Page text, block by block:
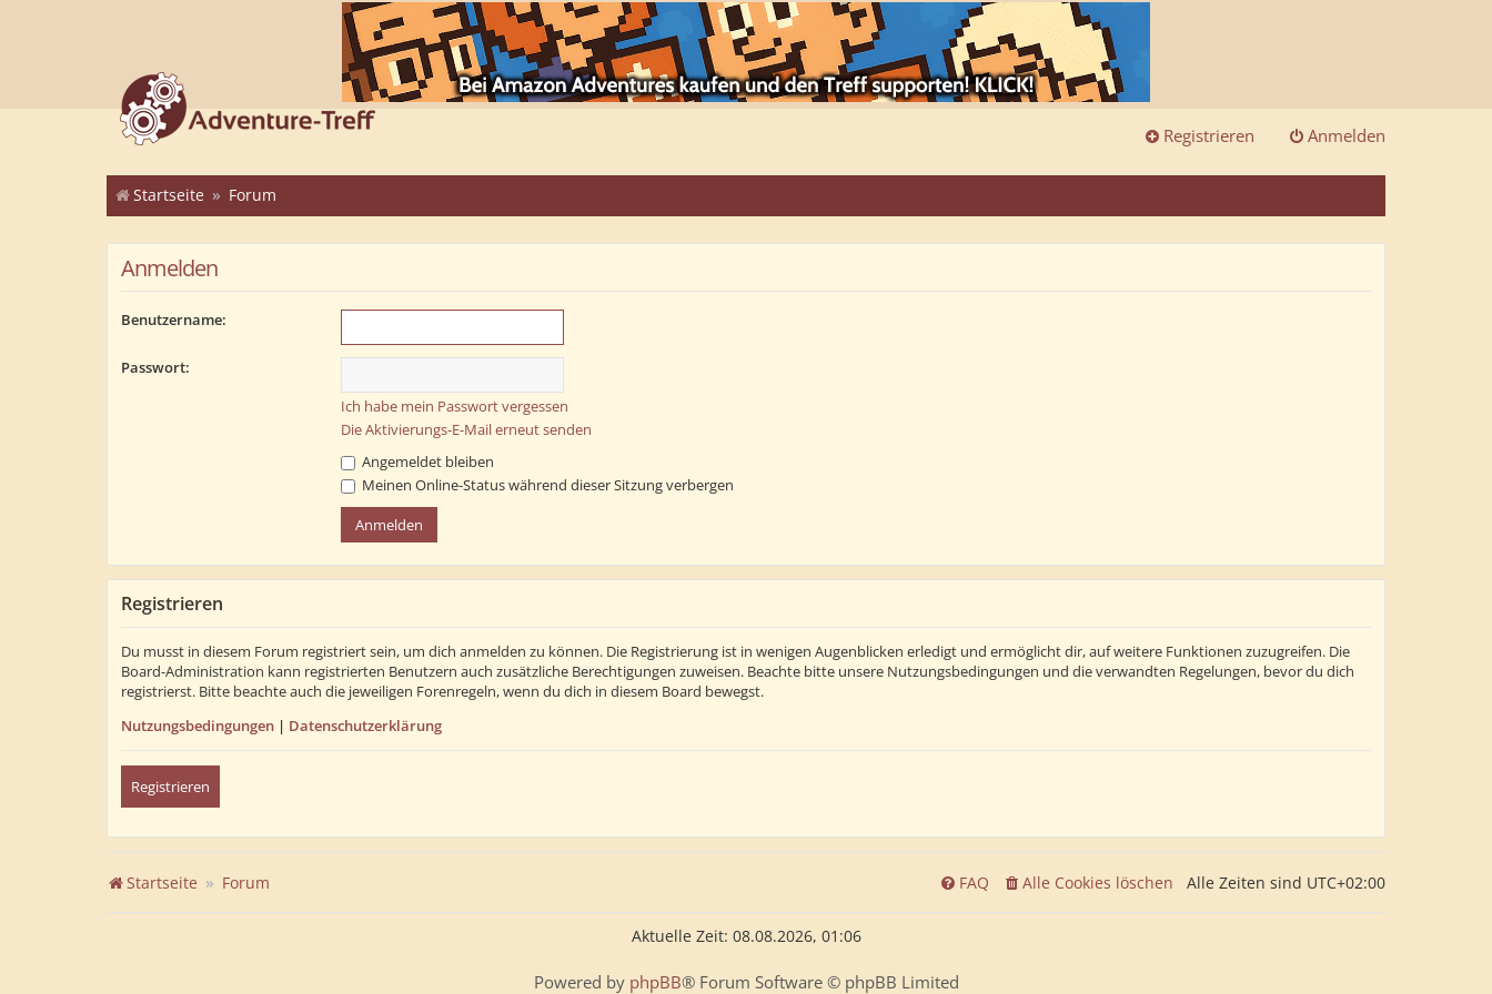
Anmelden
Registrieren
Startseite Forum
Anmelden
Benutzername:
Passwort:
Ich habe mein Passwort vergessen
Die Aktivierungs-E-Mail erneut senden
Angemeldet bleiben
Meinen Online-Status während dieser Sitzung verbergen
Registrieren
Du musst in diesem Forum registriert sein, um dich anmelden zu können. Die Registrierung ist in wenigen Augenblicken erledigt und ermöglicht dir, auf weitere Funktionen zuzugreifen. Die
Board-Administration kann registrierten Benutzern auch zusätzliche Berechtigungen zuweisen. Beachte bitte unsere Nutzungsbedingungen und die verwandten Regelungen, bevor du dich
registrierst. Bitte beachte auch die jeweiligen Forenregeln, wenn du dich in diesem Board bewegst.
Nutzungsbedingungen | Datenschutzerklärung
Registrieren
Startseite Forum Alle Zeiten sind UTC+02:00
Alle Cookies löschen
FAQ
Aktuelle Zeit: 08.08.2026, 01:06
Powered by phpBB® Forum Software © phpBB Limited